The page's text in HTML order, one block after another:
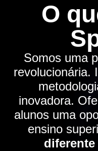
O
Somos uma
revolucionária.
inovadora.
alunos uma
ensino